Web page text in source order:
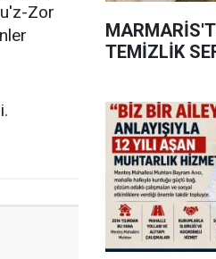
Zor
TEMİZLİK